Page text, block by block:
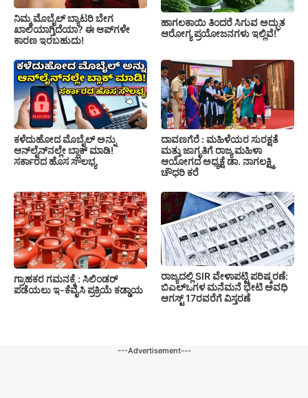
ನಿಮ್ಮ ಮೊಬೈಲ್ ಬ್ಯಾಟರಿ ಬೇಗ
ಖಾಲಿಯಾಗ್ತಿದೆಯಾ? ಈ ಆಪ್‌ಗಳೇ
ಕಾರಣ ಇರಬಹುದು!
ಹಾಗಲಕಾಯಿ ತಿಂದರೆ ಸಿಗುವ ಅದ್ಭುತ
ಆರೋಗ್ಯ ಪ್ರಯೋಜನಗಳು ಇಲ್ಲಿವೆ!
ಕಳೆದುಹೋದ ಮೊಬೈಲ್ ಅನ್ನು
ಆನ್‌ಲೈನ್‌ನಲ್ಲೇ ಬ್ಲಾಕ್ ಮಾಡಿ!
ಸರ್ಕಾರದ ಹೊಸ ಸೌಲಭ್ಯ
ದಾವಣಗೆರೆ : ಮಹಿಳೆಯರ ಸುರಕ್ಷತೆ
ಮತ್ತು ಜಾಗೃತಿಗೆ ರಾಜ್ಯ ಮಹಿಳಾ
ಆಯೋಗದ ಅಧ್ಯಕ್ಷೆ ಡಾ. ನಾಗಲಕ್ಷ್ಮಿ
ಚೌಧರಿ ಕರೆ
ಗ್ರಾಹಕರ ಗಮನಕ್ಕೆ : ಸಿಲಿಂಡರ್
ಪಡೆಯಲು ಇ-ಕೆವೈಸಿ ಪ್ರಕ್ರಿಯೆ ಕಡ್ಡಾಯ
ರಾಜ್ಯದಲ್ಲಿ SIR ವೇಳಾಪಟ್ಟಿ ಪರಿಷ್ಕರಣೆ:
ಬಿಎಲ್‌ಒಗಳ ಮನೆಮನೆ ಭೇಟಿ ಅವಧಿ
ಆಗಸ್ಟ್ 17ರವರೆಗೆ ವಿಸ್ತರಣೆ
---Advertisement---